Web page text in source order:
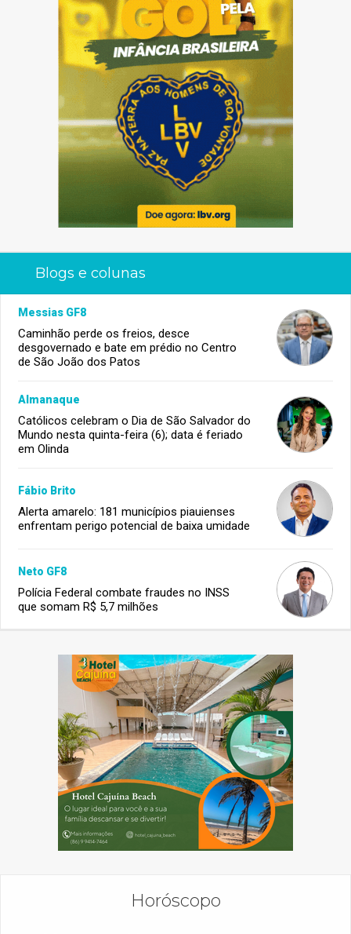
Blogs e colunas
Messias GF8
Caminhão perde os freios, desce
desgovernado e bate em prédio no Centro
de São João dos Patos
Almanaque
Católicos celebram o Dia de São Salvador do
Mundo nesta quinta-feira (6); data é feriado
em Olinda
Fábio Brito
Alerta amarelo: 181 municípios piauienses
enfrentam perigo potencial de baixa umidade
Neto GF8
Polícia Federal combate fraudes no INSS
que somam R$ 5,7 milhões
Horóscopo